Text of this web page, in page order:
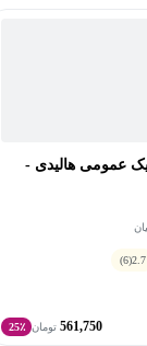
عمومی هالیدی -
2.7
(6)
561,750 تومان 25٪